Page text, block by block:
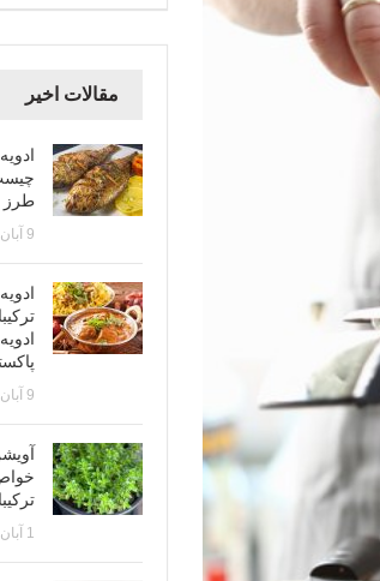
مقالات اخیر
طرز
9 آبان , 1400
9 آبان , 1400
1 آبان , 1400